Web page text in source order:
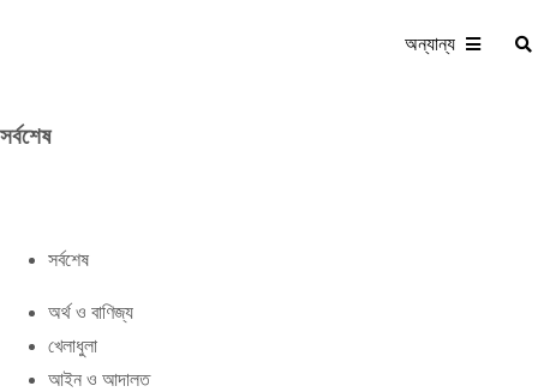
অন্যান্য
সর্বশেষ
সর্বশেষ
অর্থ ও বাণিজ্য
খেলাধুলা
আইন ও আদালত